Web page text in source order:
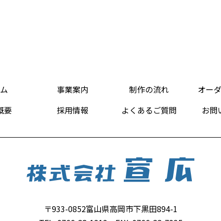
事業案内 制作の流れ
オー
要
採用情報 よくあるご質問 お問
〒933-0852富山県高岡市下黒田894-1